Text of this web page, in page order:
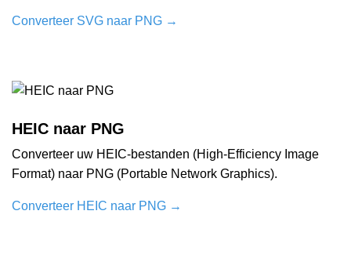
Converteer SVG naar PNG →
HEIC naar PNG
Converteer uw HEIC-bestanden (High-Efficiency Image
Format) naar PNG (Portable Network Graphics).
Converteer HEIC naar PNG →